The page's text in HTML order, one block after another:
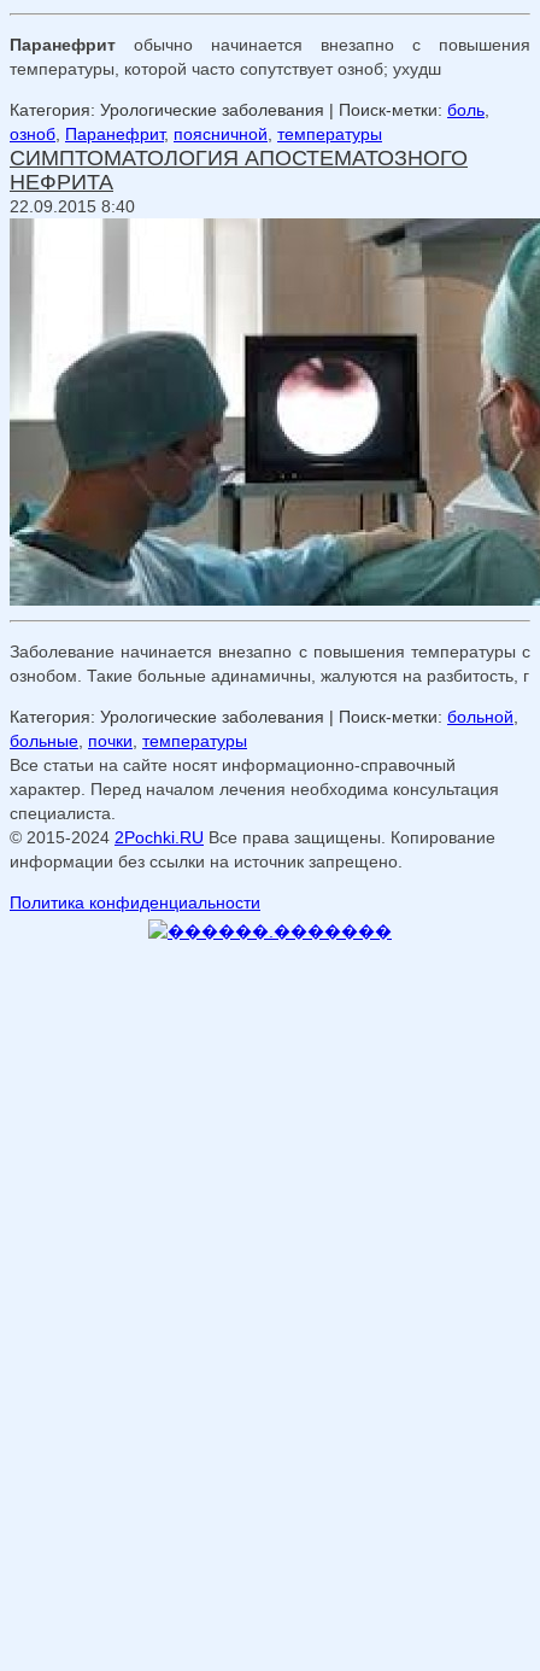
Паранефрит обычно начинается внезапно с повышения
температуры, которой часто сопутствует озноб; ухудш
Категория: Урологические заболевания | Поиск-метки: боль
озноб Паранефрит, поясничной температуры
СИМПТОМАТОЛОГИЯ АПОСТЕМАТОЗНОГО
НЕФРИТА
22.09.2015 8:40
Заболевание начинается внезапно с повышения температуры с
ознобом. Такие больные адинамичны, жалуются на разбитость, г
Категория: Урологические заболевания | Поиск-метки: больной
больные почки температуры
Все статьи на сайте носят информационно-справочный
характер. Перед началом лечения необходима консультация
специалиста.
© 2015-2024 2Pochki.RU Все права защищены. Копирование
информации без ссылки на источник запрещено.
Политика конфиденциальности